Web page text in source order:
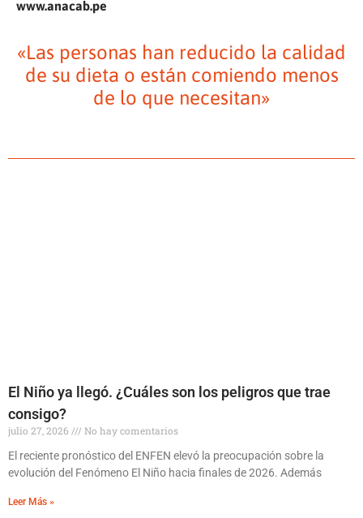
www.anacab.pe
«Las personas han reducido la calidad
de su dieta o están comiendo menos
de lo que necesitan»
El Niño ya llegó. ¿Cuáles son los peligros que trae
consigo?
julio 27, 2026
No hay comentarios
El reciente pronóstico del ENFEN elevó la preocupación sobre la
evolución del Fenómeno El Niño hacia finales de 2026. Además
Leer Más »